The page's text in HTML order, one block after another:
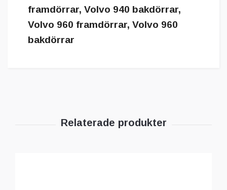
framdörrar, Volvo 940 bakdörrar,
Volvo 960 framdörrar, Volvo 960
bakdörrar